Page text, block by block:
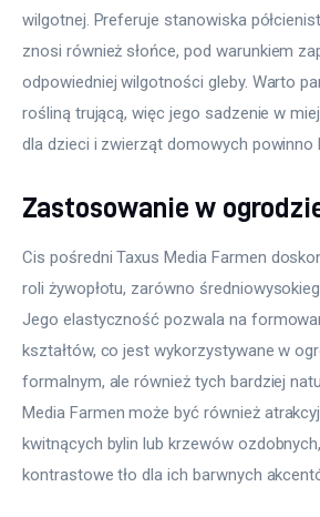
wilgotnej. Preferuje stanowiska
znosi również słońce, pod warunkiem
odpowiedniej wilgotności gleby. Warto
rośliną trującą, więc jego sadzenie w
dla dzieci i zwierząt domowych powinno
Zastosowanie w
Cis pośredni Taxus Media Farmen
roli żywopłotu, zarówno
Jego elastyczność pozwala na
kształtów, co jest wykorzystywane w
formalnym, ale również tych bardziej
Media Farmen może być również
kwitnących bylin lub krzewów
kontrastowe tło dla ich barwnych